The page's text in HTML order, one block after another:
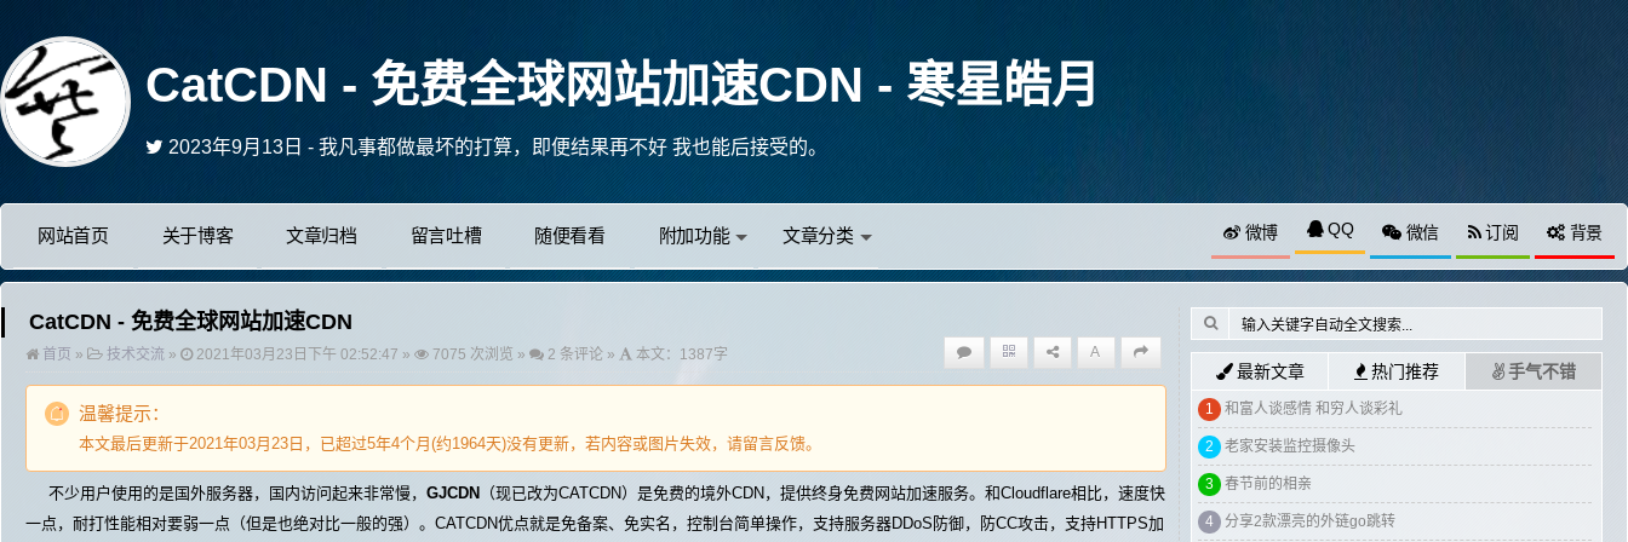
CatCDN - 免费全球网站加速CDN - 寒星皓月
2023年8月29日 - 我的花儿只开在我的山巅，也只会凝望我的双眼。
2024年6月3日 - 可能我只是你生命里的一个过客，但你不会遇见第二个我。
2023年10月17日 - "色授魂与，心愉于侧”—《上林赋》：女以色授，男以魂与，情投意合，心倾于侧。
2023年9月22日 - 爱是勇敢者的游戏，胆小鬼不配入局。
2023年9月13日 - 我凡事都做最坏的打算，即便结果再不好 我也能后接受的。
网站首页 关于博客 文章归档 留言吐槽 随便看看 附加功能 文章分类 微博 QQ 微信 订阅 背景
CatCDN - 免费全球网站加速CDN
首页 » 技术交流 » 2021年03月23日下午 02:52:47 » 7075 次浏览 » 2 条评论 » 本文：1387字 A
温馨提示：
本文最后更新于2021年03月23日，已超过5年4个月(约1964天)没有更新，若内容或图片失效，请留言反馈。
不少用户使用的是国外服务器，国内访问起来非常慢，GJCDN
（现已改为CATCDN）是免费的境外CDN，提供终身免费网站加速服务。和Cloudflare相比，速度快
一点，耐打性能相对要弱一点（但是也绝对比一般的强）。CATCDN优点就是免备案、免实名，控制台简单操作，支持服务器DDoS防御，防CC攻击，支持HTTPS加
最新文章 热门推荐 手气不错
1 和富人谈感情 和穷人谈彩礼
2 老家安装监控摄像头
3 春节前的相亲
4 分享2款漂亮的外链go跳转